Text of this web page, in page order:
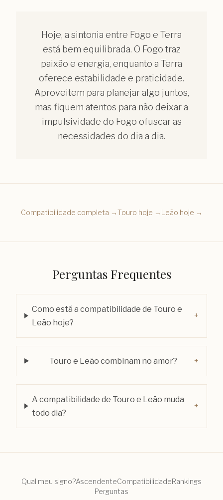
Hoje, a sintonia entre Fogo e Terra
está bem equilibrada. O Fogo traz
paixão e energia, enquanto a Terra
oferece estabilidade e praticidade.
Aproveitem para planejar algo juntos,
mas fiquem atentos para não deixar a
impulsividade do Fogo ofuscar as
necessidades do dia a dia.
Compatibilidade completa →Touro hoje → Leão hoje →
Perguntas Frequentes
Como está a compatibilidade de Touro e
Leão hoje?
+
Touro e Leão combinam no amor? +
A compatibilidade de Touro e Leão muda
todo dia?
+
Qual meu signo?AscendenteCompatibilidadeRankings
Perguntas